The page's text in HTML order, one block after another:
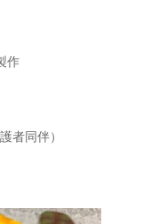
作
者同伴）